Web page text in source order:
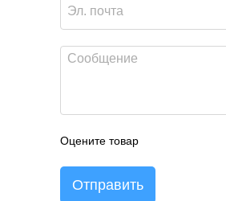
Оцените товар
Отправить